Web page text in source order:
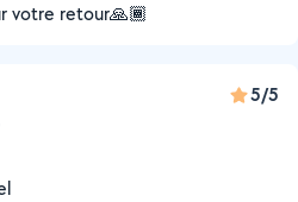
votre retour🙏🏾
5/5